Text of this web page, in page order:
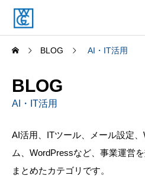
BLOG AI・IT活用
BLOG
AI・IT活用
AI活用、ITツール、メール設定
ム、WordPressなど、事業運営
まとめたカテゴリです。